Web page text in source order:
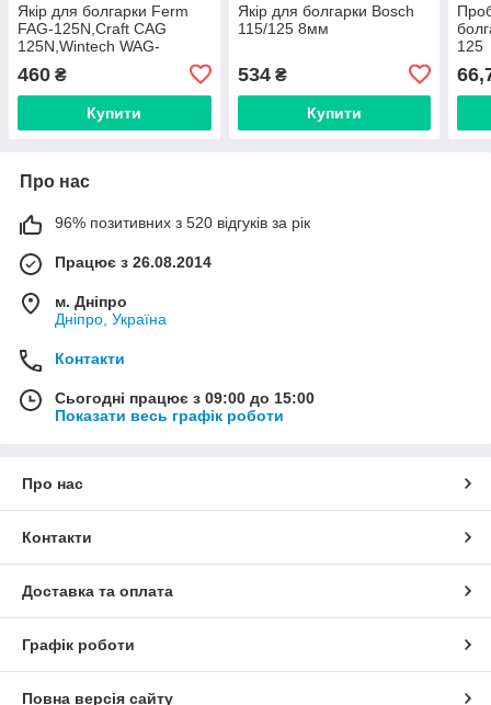
Якір для болгарки Ferm
FAG-125N,Craft CAG
125N,Wintech WAG-
460 ₴
Купити
Якір для болгарки Bosch
115/125 8мм
534₴
Купити
125
Про нас
96% позитивних з 520 відгуків за рік
Працює з 26.08.2014
м. Дніпро
Дніпро, Україна
Контакти
Сьогодні працює з 09:00 до 15:00
Показати весь графік роботи
Про нас
Контакти
Доставка та оплата
Графік роботи
Повна версія сайту